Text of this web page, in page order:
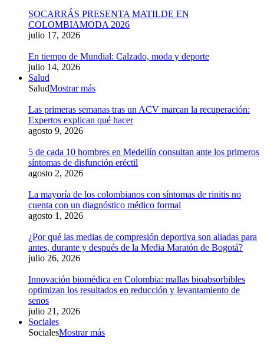
SOCARRÁS PRESENTA MATILDE EN
COLOMBIAMODA 2026
julio 17, 2026
En tiempo de Mundial: Calzado, moda y deporte
julio 14, 2026
Salud
SaludMostrar más
Las primeras semanas tras un ACV marcan la recuperación:
Expertos explican qué hacer
agosto 9, 2026
5 de cada 10 hombres en Medellín consultan ante los primeros
síntomas de disfunción eréctil
agosto 2, 2026
La mayoría de los colombianos con síntomas de rinitis no
cuenta con un diagnóstico médico formal
agosto 1, 2026
¿Por qué las medias de compresión deportiva son aliadas para
antes, durante y después de la Media Maratón de Bogotá?
julio 26, 2026
Innovación biomédica en Colombia: mallas bioabsorbibles
optimizan los resultados en reducción y levantamiento de
senos
julio 21, 2026
Sociales
SocialesMostrar más